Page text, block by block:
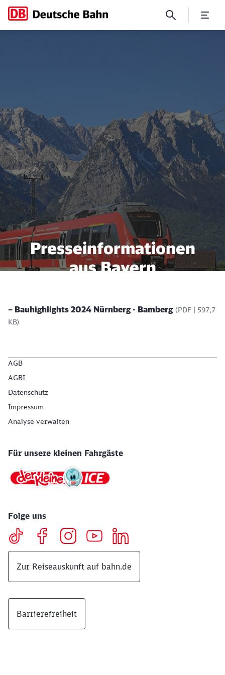
Presseinformationen
aus Bayern
Aktuelle regionale Themen
– Bauhighlights 2024 Nürnberg - Bamberg (PDF | 597,7
KB)
AGB
AGBI
Datenschutz
Impressum
Analyse verwalten
Für unsere kleinen Fahrgäste
Folge uns
Zur Reiseauskunft auf bahn.de
Barrierefreiheit